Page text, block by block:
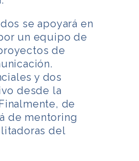
se apoyará en
un equipo de
de
y dos
desde la
de
de mentoring
del